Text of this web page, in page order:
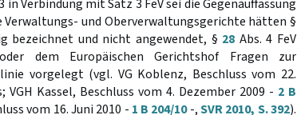
in Verbindung mit Satz 3 FeV sei die Gegenauffassung
Verwaltungs- und Oberverwaltungsgerichte hätten §
bezeichnet und nicht angewendet, § 28 Abs. 4 FeV
dem Europäischen Gerichtshof Fragen zur
vorgelegt (vgl. VG Koblenz, Beschluss vom 22.
VGH Kassel, Beschluss vom 4. Dezember 2009 - 2 B
vom 16. Juni 2010 - 1 B 204/10-,SVR 2010, S. 392).